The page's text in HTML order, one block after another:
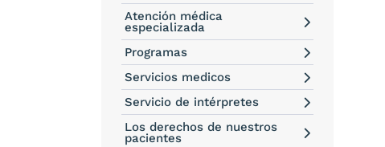
Atención médica
especializada
Programas
Servicios medicos
Servicio de intérpretes
Los derechos de nuestros
pacientes